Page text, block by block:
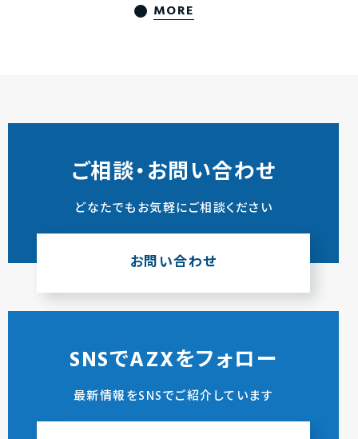
MORE
ご相談・お問い合わせ
どなたでもお気軽にご相談ください
お問い合わせ
SNSでAZXをフォロー
最新情報をSNSでご紹介しています